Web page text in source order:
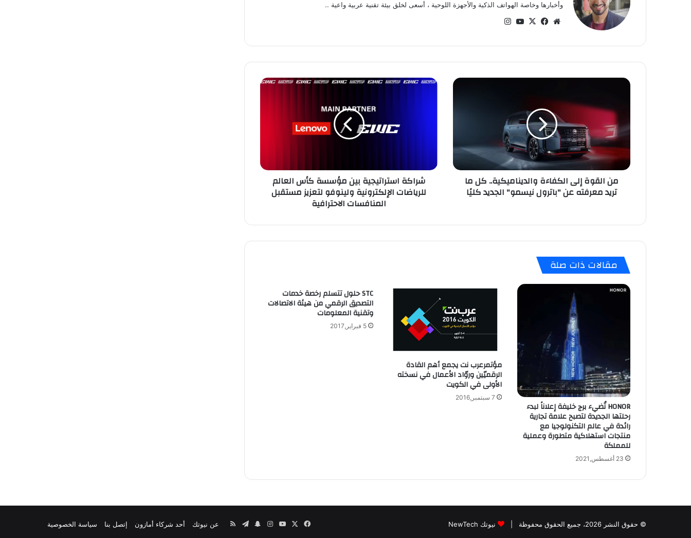
وأخبارها وخاصة الهواتف الذكية والأجهزة اللوحية ، أسعى لخلق بيئة تقنية عربية واعية ..
موقعفيسبوك
‫X
‫YouTube
من
الكفاءة
والديناميكية..
كل
ما
تريد
معرفته
"باترول
من القوة إلى الكفاءة والديناميكية.. كل ما
تريد معرفته عن "باترول نيسمو" الجديد كليًا
شراكة
ولينوفو
لتعزيز
مستقبل
شراكة استراتيجية بين مؤسسة كأس العالم
للرياضات الإلكترونية ولينوفو لتعزيز مستقبل
المنافسات الاحترافية
مقالات ذات صلة
HONOR تُضيء برج خليفة إعلاناً لبدء
رحلتها الجديدة لتصبح علامة تجارية
رائدة في عالم التكنولوجيا مع
منتجات استهلاكية متطورة وعملية
للمملكة
23 أغسطس,2021
مؤتمرعرب نت يجمع أهم القادة
الرقميّين وروّاد الأعمال في نسخته
الأولى في الكويت
7 سبتمبر,2016
STC حلول تتسلم رخصة خدمات
التصديق الرقمي من هيئة الاتصالات
وتقنية المعلومات
5 فبراير,2017
© حقوق النشر 2026، جميع الحقوق محفوظة | نيوتك NewTech عن نيوتك أحد شركاء أمازون إتصل بنا سياسة الخصوصية فيسبوك ‫YouTubeانستقرام
سنابتيلقرامملخص